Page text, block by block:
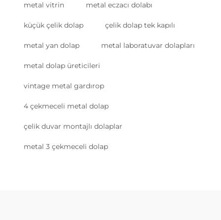
metal vitrin metal eczacı dolabı
küçük çelik dolap çelik dolap tek kapılı
metal yan dolap metal laboratuvar dolapları
metal dolap üreticileri
vintage metal gardırop
4 çekmeceli metal dolap
çelik duvar montajlı dolaplar
metal 3 çekmeceli dolap